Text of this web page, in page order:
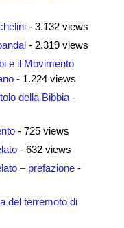
- 3.132 views
- 2.319 views
e il Movimento
- 1.224 views
della Bibbia -
- 725 views
- 632 views
– prefazione -
del terremoto di